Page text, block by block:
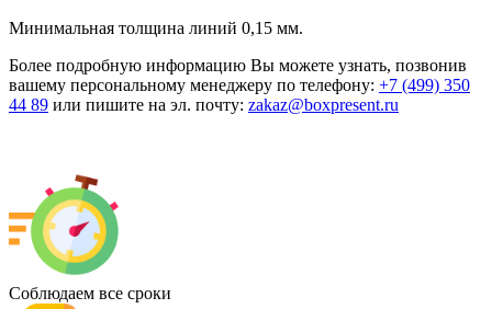
Минимальная толщина линий 0,15 мм.
Более подробную информацию Вы можете узнать, позвонив
вашему персональному менеджеру по телефону: +7 (499) 350
44 89 или пишите на эл. почту: zakaz@boxpresent.ru
Соблюдаем все сроки